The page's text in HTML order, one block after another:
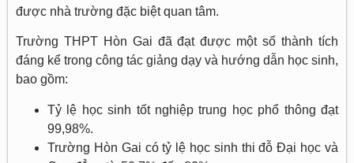
được nhà trường đặc biệt quan tâm.
Trường THPT Hòn Gai đã đạt được một số thành tích
đáng kể trong công tác giảng dạy và hướng dẫn học sinh,
bao gồm:
Tỷ lệ học sinh tốt nghiệp trung học phổ thông đạt
99,98%.
Trường Hòn Gai có tỷ lệ học sinh thi đỗ Đại học và